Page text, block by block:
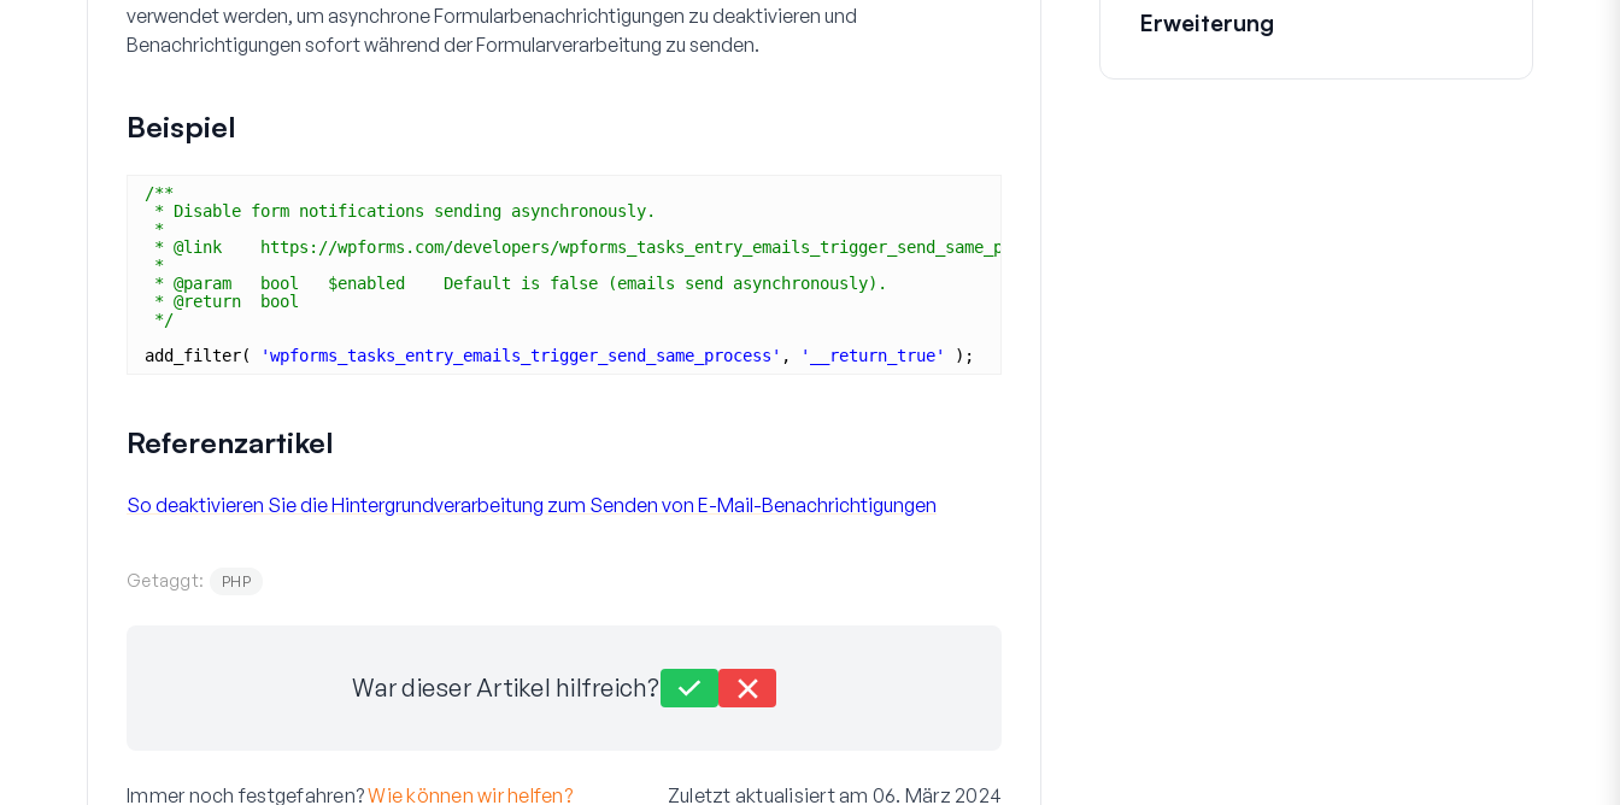
verwendet werden, um asynchrone Formularbenachrichtigungen zu deaktivieren und
Benachrichtigungen sofort während der Formularverarbeitung zu senden.
Beispiel
/**
* Disable form notifications sending asynchronously.
*
* @link    https://wpforms.com/developers/wpforms_tasks_entry_emails_trigger_send_same_process/
*
* @param   bool   $enabled    Default is false (emails send asynchronously).
* @return  bool
*/
add_filter(
'wpforms_tasks_entry_emails_trigger_send_same_process' , '__return_true' );
Referenzartikel
So deaktivieren Sie die Hintergrundverarbeitung zum Senden von E-Mail-Benachrichtigungen
Getaggt: PHP
War dieser Artikel hilfreich?
Immer noch festgefahren?Wie können wir helfen? Zuletzt aktualisiert am 06. März 2024
Erweiterung